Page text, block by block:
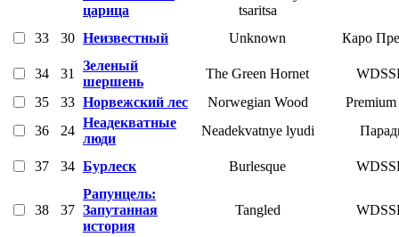
царица
tsaritsa
33 30 Неизвестный Unknown Каро
34 31
Зеленый
шершень
The Green Hornet
35
33 Норвежский лес Norwegian Wood
36
24
Неадекватные
люди
Neadekvatnye lyudi
37 34 Бурлеск Burlesque
38 37
Рапунцель:
Запутанная
история
Tangled